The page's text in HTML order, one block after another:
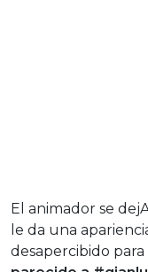
El animador se
le da una
desapercibido para